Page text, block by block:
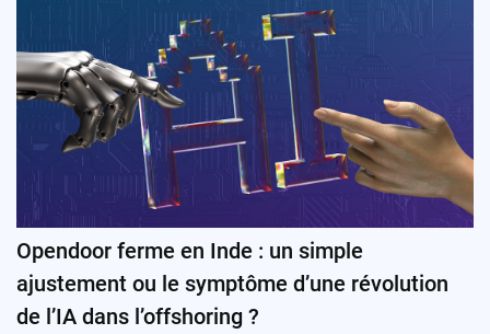
Opendoor ferme en Inde : un simple
ajustement ou le symptôme d’une révolution
de l’IA dans l’offshoring ?